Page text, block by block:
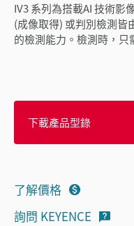
IV3 系列為搭載AI 技術影
(成像取得) 或判別檢測皆
的檢測能力。檢測時，
下載產品型錄
了解價格
詢問 KEYENCE